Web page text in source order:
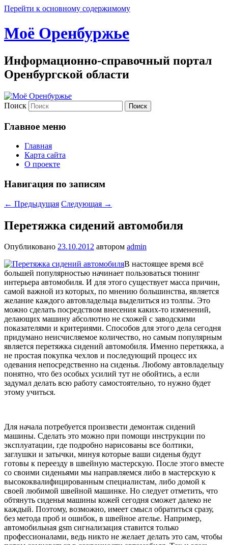
Перейти к основному содержимому
Моё Оренбуржье
Информационно-справочный портал
Оренбургской области
Поиск
Главное меню
Главная
Карта сайта
О проекте
Навигация по записям
← Предыдущая Следующая →
Перетяжка сидений автомобиля
Опубликовано 23.10.2012 автором admin
В настоящее время всё
большей популярностью начинает пользоваться тюнинг
интерьера автомобиля. И для этого существует масса причин,
самой важной из которых, по мнению большинства, является
желание каждого автовладельца выделиться из толпы. Это
можно сделать посредством внесения каких-то изменений,
делающих машину абсолютно не схожей с заводскими
показателями и критериями. Способов для этого дела сегодня
придумано неисчисляемое количество, но самым популярным
является перетяжка сидений автомобиля. Именно перетяжка, а
не простая покупка чехлов и последующий процесс их
одевания непосредственно на сиденья. Любому автовладельцу
понятно, что без особых усилий тут не обойтись, а если
задумал делать всю работу самостоятельно, то нужно будет
этому учиться.
Для начала потребуется произвести демонтаж сидений
машины. Сделать это можно при помощи инструкции по
эксплуатации, где подробно нарисованы все болтики,
заглушки и затычки, минуя которые ваши сиденья будут
готовы к переезду в швейную мастерскую. После этого вместе
со своими сиденьями мы направляемся либо в мастерскую к
высококвалифицированным специалистам, либо домой к
своей любимой швейной машинке. Но следует отметить, что
обтянуть сиденья машины кожей сегодня сможет далеко не
каждый. Поэтому, возможно, имеет смысл обратиться сразу,
без метода проб и ошибок, в швейное ателье. Например,
автомобильная gsm сигнализация ставится только
профессионалами, ведь никто не желает делать это сам, чтобы